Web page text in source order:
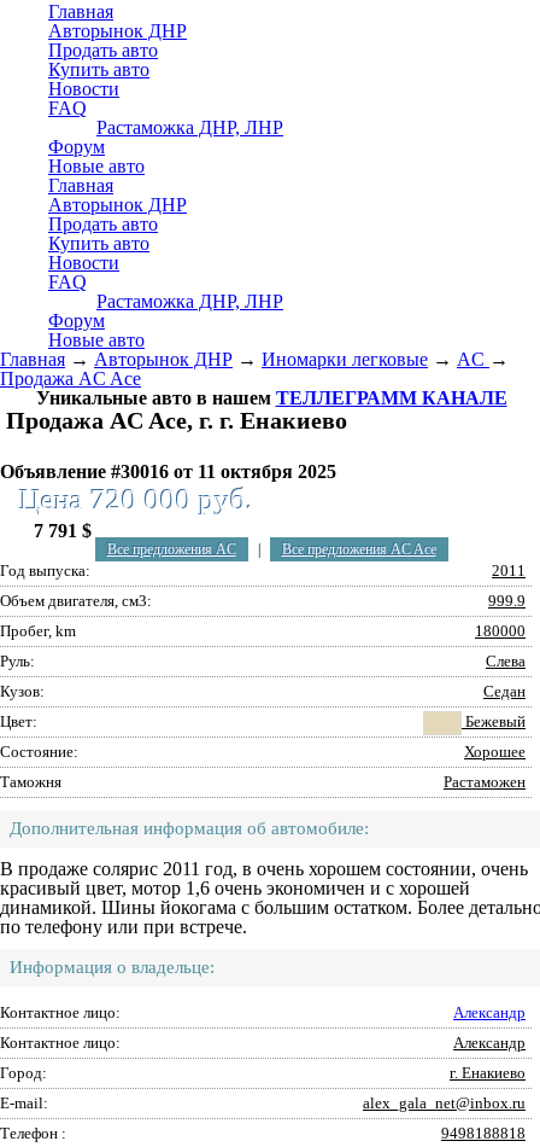
Главная
Авторынок ДНР
Продать авто
Купить авто
Новости
FAQ
Растаможка ДНР, ЛНР
Форум
Новые авто
Главная
Авторынок ДНР
Продать авто
Купить авто
Новости
FAQ
Растаможка ДНР, ЛНР
Форум
Новые авто
Главная → Авторынок ДНР → Иномарки легковые → AC →
Продажа AC Ace
Уникальные авто в нашем ТЕЛЛЕГРАММ КАНАЛЕ
Продажа AC Ace, г. г. Енакиево
Объявление #30016 от 11 октября 2025
Цена 720 000 руб.
7 791 $
Все предложения AC Все предложения AC Ace
Год выпуска:
2011
Объем двигателя, см3:
999.9
Пробег, km
180000
Руль:
Слева
Кузов:
Седан
Цвет:
Бежевый
Состояние:
Хорошее
Таможня
Растаможен
Дополнительная информация об автомобиле:
В продаже солярис 2011 год, в очень хорошем состоянии, очень
красивый цвет, мотор 1,6 очень экономичен и с хорошей
динамикой. Шины йокогама с большим остатком. Более
по телефону или при встрече.
Информация о владельце:
Контактное лицо:
Александр
Контактное лицо:
Александр
Город:
г. Енакиево
E-mail:
alex_gala_net@inbox.ru
Телефон :
9498188818